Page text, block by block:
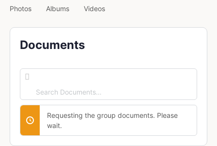
Photos Albums Videos
Documents
Search
Documents…
Requesting the group documents. Please
wait.